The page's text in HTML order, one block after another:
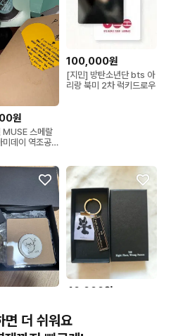
원
MUSE 스메랄
미데이 역조공
100,000원
[지민] 방탄소년단 bts 아
리랑 북미 2차 럭키드로우
지민 face 역
40,000원
진전 키링 특전 이벤트
bts rm
면 더 쉬워요